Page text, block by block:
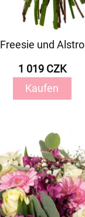
Freesie und Alstro
1 019 CZK
Kaufen